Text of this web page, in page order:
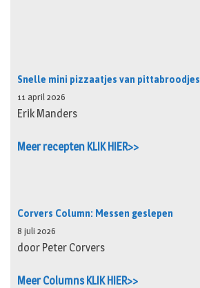
Snelle mini pizzaatjes van pittabroodjes
11 april 2026
Erik Manders
Meer recepten KLIK HIER>>
Corvers Column: Messen geslepen
8 juli 2026
door Peter Corvers
Meer Columns KLIK HIER>>